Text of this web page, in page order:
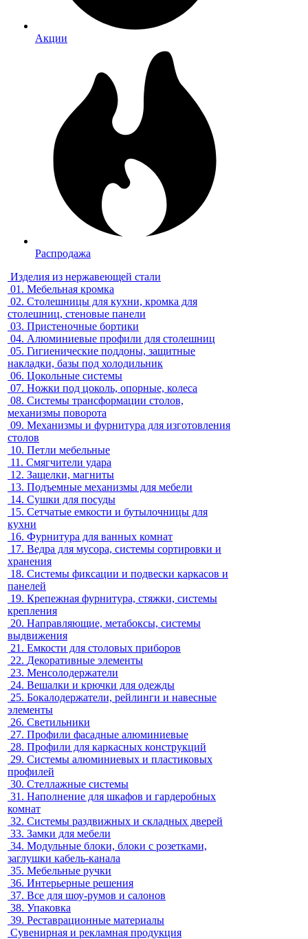
Акции
Распродажа
Изделия из нержавеющей стали
01. Мебельная кромка
02. Столешницы для кухни, кромка для
столешниц, стеновые панели
03. Пристеночные бортики
04. Алюминиевые профили для столешниц
05. Гигиенические поддоны, защитные
накладки, базы под холодильник
06. Цокольные системы
07. Ножки под цоколь, опорные, колеса
08. Системы трансформации столов,
механизмы поворота
09. Механизмы и фурнитура для изготовления
столов
10. Петли мебельные
11. Смягчители удара
12. Защелки, магниты
13. Подъемные механизмы для мебели
14. Сушки для посуды
15. Сетчатые емкости и бутылочницы для
кухни
16. Фурнитура для ванных комнат
17. Ведра для мусора, системы сортировки и
хранения
18. Системы фиксации и подвески каркасов и
панелей
19. Крепежная фурнитура, стяжки, системы
крепления
20. Направляющие, метабоксы, системы
выдвижения
21. Емкости для столовых приборов
22. Декоративные элементы
23. Менсолодержатели
24. Вешалки и крючки для одежды
25. Бокалодержатели, рейлинги и навесные
элементы
26. Светильники
27. Профили фасадные алюминиевые
28. Профили для каркасных конструкций
29. Системы алюминиевых и пластиковых
профилей
30. Стеллажные системы
31. Наполнение для шкафов и гардеробных
комнат
32. Системы раздвижных и складных дверей
33. Замки для мебели
34. Модульные блоки, блоки с розетками,
заглушки кабель-канала
35. Мебельные ручки
36. Интерьерные решения
37. Все для шоу-румов и салонов
38. Упаковка
39. Реставрационные материалы
Сувенирная и рекламная продукция